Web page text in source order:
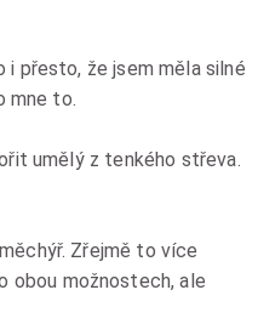
i přesto, že jsem měla silné
mne to.
umělý z tenkého střeva.
Zřejmě to více
obou možnostech, ale